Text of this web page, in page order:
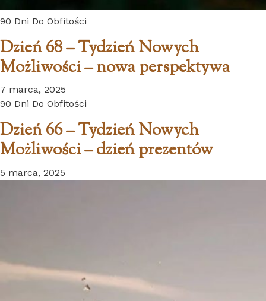
90 Dni Do Obfitości
Dzień 68 – Tydzień Nowych
Możliwości – nowa perspektywa
7 marca, 2025
90 Dni Do Obfitości
Dzień 66 – Tydzień Nowych
Możliwości – dzień prezentów
5 marca, 2025